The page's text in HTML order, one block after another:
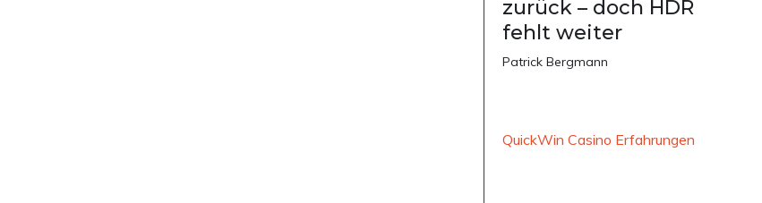
zurück – doch HDR
fehlt weiter
Patrick Bergmann
QuickWin Casino Erfahrungen